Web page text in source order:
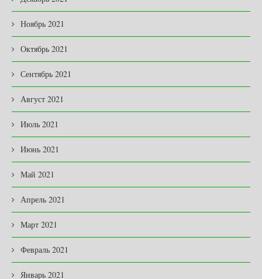
Ноябрь 2021
Октябрь 2021
Сентябрь 2021
Август 2021
Июль 2021
Июнь 2021
Май 2021
Апрель 2021
Март 2021
Февраль 2021
Январь 2021